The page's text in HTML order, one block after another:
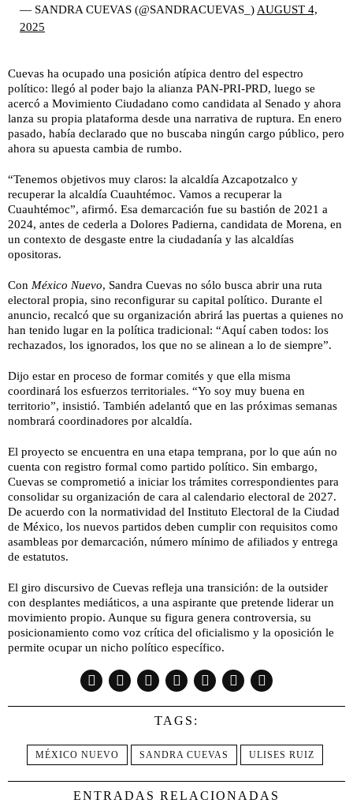
— SANDRA CUEVAS (@SANDRACUEVAS_)AUGUST 4,
2025
Cuevas ha ocupado una posición atípica dentro del espectro
político: llegó al poder bajo la alianza PAN-PRI-PRD, luego se
acercó a Movimiento Ciudadano como candidata al Senado y ahora
lanza su propia plataforma desde una narrativa de ruptura. En enero
pasado, había declarado que no buscaba ningún cargo público, pero
ahora su apuesta cambia de rumbo.
“Tenemos objetivos muy claros: la alcaldía Azcapotzalco y
recuperar la alcaldía Cuauhtémoc. Vamos a recuperar la
Cuauhtémoc”, afirmó. Esa demarcación fue su bastión de 2021 a
2024, antes de cederla a Dolores Padierna, candidata de Morena, en
un contexto de desgaste entre la ciudadanía y las alcaldías
opositoras.
Con México Nuevo, Sandra Cuevas no sólo busca abrir una ruta
electoral propia, sino reconfigurar su capital político. Durante el
anuncio, recalcó que su organización abrirá las puertas a quienes no
han tenido lugar en la política tradicional: “Aquí caben todos: los
rechazados, los ignorados, los que no se alinean a lo de siempre”.
Dijo estar en proceso de formar comités y que ella misma
coordinará los esfuerzos territoriales. “Yo soy muy buena en
territorio”, insistió. También adelantó que en las próximas semanas
nombrará coordinadores por alcaldía.
El proyecto se encuentra en una etapa temprana, por lo que aún no
cuenta con registro formal como partido político. Sin embargo,
Cuevas se comprometió a iniciar los trámites correspondientes para
consolidar su organización de cara al calendario electoral de 2027.
De acuerdo con la normatividad del Instituto Electoral de la Ciudad
de México, los nuevos partidos deben cumplir con requisitos como
asambleas por demarcación, número mínimo de afiliados y entrega
de estatutos.
El giro discursivo de Cuevas refleja una transición: de la outsider
con desplantes mediáticos, a una aspirante que pretende liderar un
movimiento propio. Aunque su figura genera controversia, su
posicionamiento como voz crítica del oficialismo y la oposición le
permite ocupar un nicho político específico.
TAGS:
MÉXICO NUEVO SANDRA CUEVAS ULISES RUIZ
ENTRADAS RELACIONADAS